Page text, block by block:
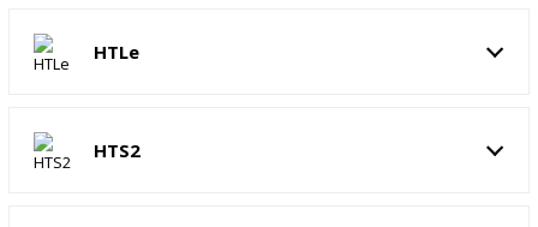
HTLe
HTS2